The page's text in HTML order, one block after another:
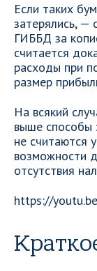
Если таких
затерялись, —
ГИББД за
считается
расходы при
размер
На всякий
выше способы
не считаются
возможности
отсутствия
https://